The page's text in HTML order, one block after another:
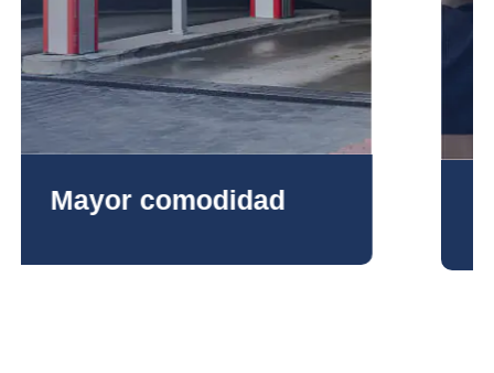
Mayor fidelización